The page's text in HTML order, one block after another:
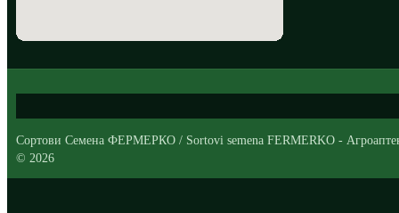
Сортови Семена ФЕРМЕРКО / Sortovi semena FERMERKO -
© 2026